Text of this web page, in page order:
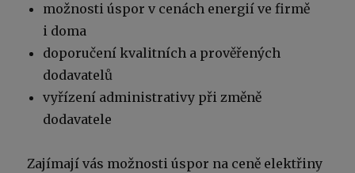
možnosti úspor v cenách energií ve firmě
i doma
doporučení kvalitních a prověřených
dodavatelů
vyřízení administrativy při změně
dodavatele
Zajímají vás možnosti úspor na ceně elektřiny